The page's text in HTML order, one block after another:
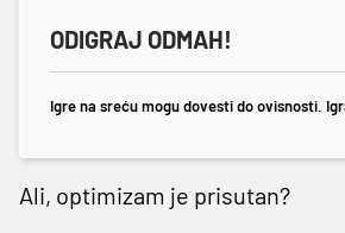
ODIGRAJ ODMAH!
Igre na sreću mogu dovesti do ovisnosti.
Ali, optimizam je prisutan?